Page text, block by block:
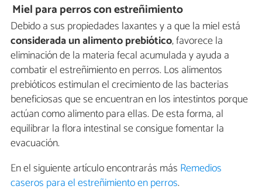
Miel para perros con estreñimiento
Debido a sus propiedades laxantes y a que la miel está
considerada un alimento prebiótico, favorece la
eliminación de la materia fecal acumulada y ayuda a
combatir el estreñimiento en perros. Los alimentos
prebióticos estimulan el crecimiento de las bacterias
beneficiosas que se encuentran en los intestintos porque
actúan como alimento para ellas. De esta forma, al
equilibrar la flora intestinal se consigue fomentar la
evacuación.
En el siguiente artículo encontrarás más Remedios
caseros para el estreñimiento en perros.